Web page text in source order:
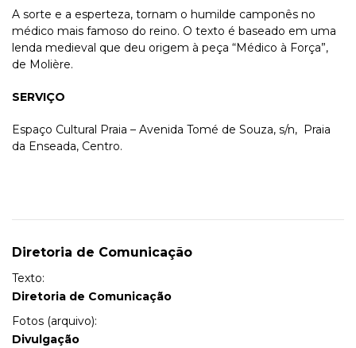
A sorte e a esperteza, tornam o humilde camponês no
médico mais famoso do reino. O texto é baseado em uma
lenda medieval que deu origem à peça “Médico à Força”,
de Molière.
SERVIÇO
Espaço Cultural Praia – Avenida Tomé de Souza, s/n, Praia
da Enseada, Centro.
Diretoria de Comunicação
Texto:
Diretoria de Comunicação
Fotos (arquivo):
Divulgação